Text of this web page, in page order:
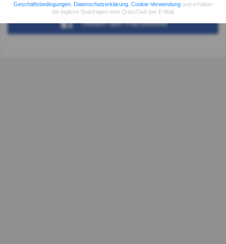
Teilenauf Facebook
Geschäftsbedingungen Datenschutzerklärung Cookie-Verwendung und erhalten
Sie tägliche Quizfragen vom QuizzClub per E-Mail.